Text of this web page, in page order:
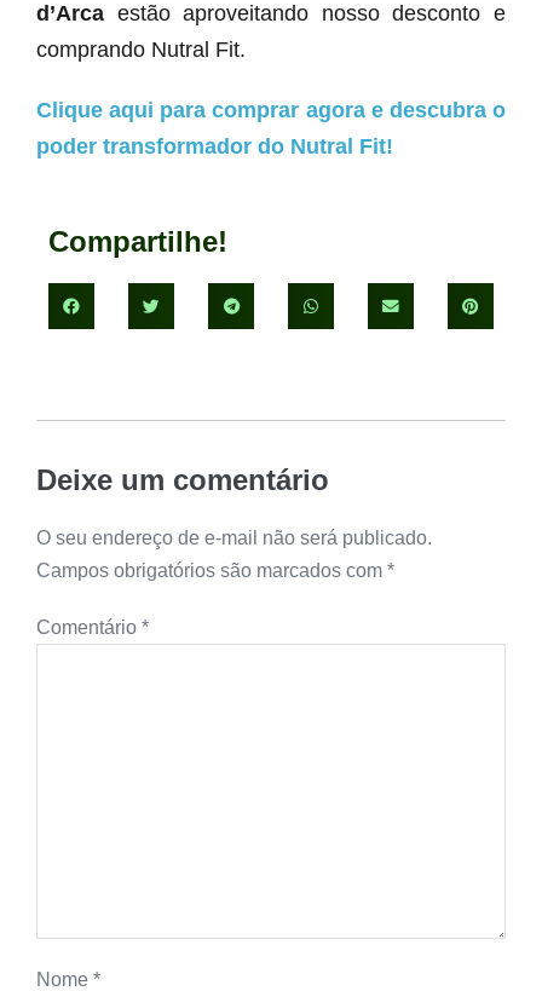
d’Arca estão aproveitando nosso desconto e
comprando Nutral Fit.
Clique aqui para comprar agora e descubra o
poder transformador do Nutral Fit!
Compartilhe!
Deixe um comentário
O seu endereço de e-mail não será publicado.
Campos obrigatórios são marcados com *
Comentário *
Nome *